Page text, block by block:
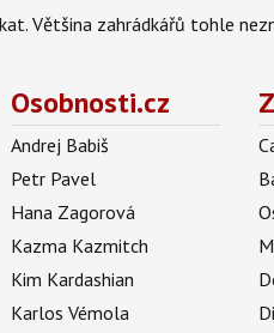
Většina zahrádkářů tohle
Osobnosti.cz
Andrej Babiš
Petr Pavel
Hana Zagorová
Kazma Kazmitch
Kim Kardashian
Karlos Vémola